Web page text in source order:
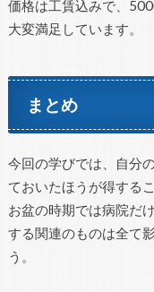
価格は工賃込みで、
大変満足しています。
まとめ
今回の学びでは、自分
ておいたほうが得する
お盆の時期では病院だ
する関連のものは全て
う。